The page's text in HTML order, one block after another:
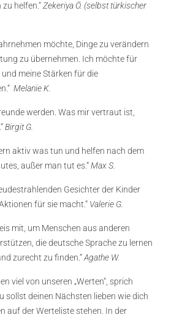
helfen.“Zekeriya Ö. (selbst türkischer
möchte, Dinge zu verändern
zu übernehmen. Ich möchte für
meine Stärken für die
Melanie K.
werden. Was mir vertraut ist,
Birgit G.
aktiv was tun und helfen nach dem
außer man tut es.“Max S.
Gesichter der Kinder
für sie macht.“ Valerie G.
mit, um Menschen aus anderen
die deutsche Sprache zu lernen
zurecht zu finden.“Agathe W.
viel von unseren „Werten“, sprich
sollst deinen Nächsten lieben wie dich
auf der Werteliste stehen. In der